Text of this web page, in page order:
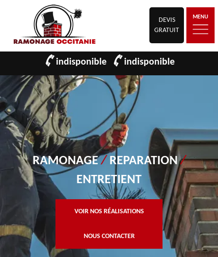
DEVIS
GRATUIT
MENU
indisponible indisponible
RAMONAGE/ REPARATION/
ENTRETIENT
VOIR NOS RÉALISATIONS
NOUS CONTACTER